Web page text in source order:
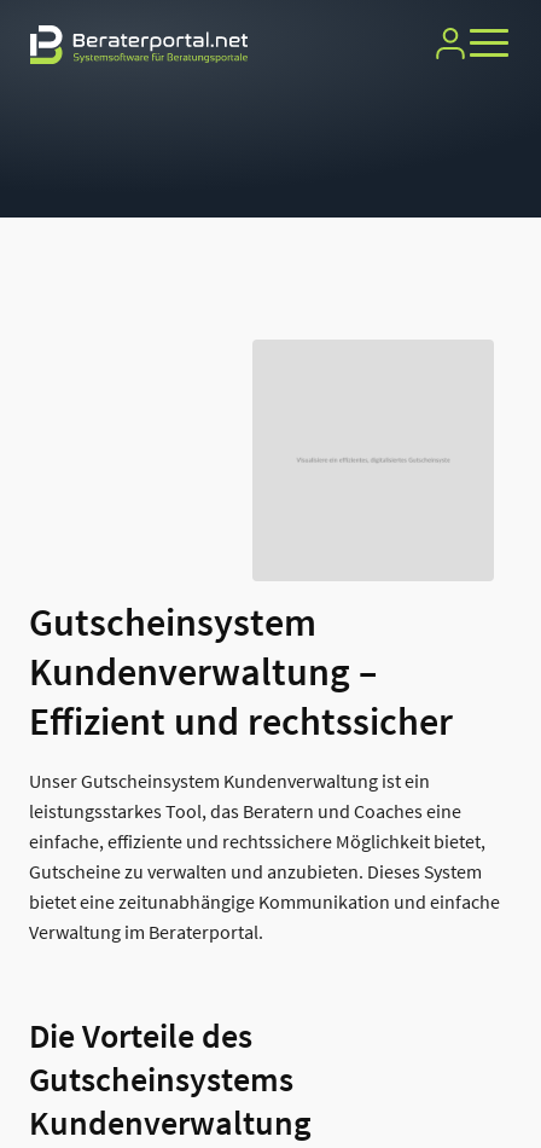
Gutscheinsystem
Kundenverwaltung –
Effizient und rechtssicher
Unser Gutscheinsystem Kundenverwaltung ist ein
leistungsstarkes Tool, das Beratern und Coaches eine
einfache, effiziente und rechtssichere Möglichkeit bietet,
Gutscheine zu verwalten und anzubieten. Dieses System
bietet eine zeitunabhängige Kommunikation und einfache
Verwaltung im Beraterportal.
Die Vorteile des
Gutscheinsystems
Kundenverwaltung